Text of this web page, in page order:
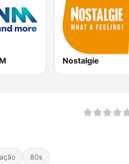
Nostalgie
80s